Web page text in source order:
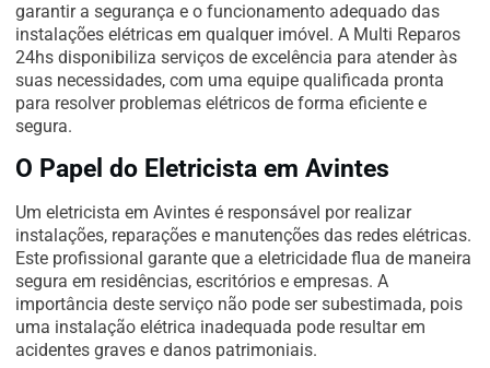
garantir a segurança e o funcionamento adequado das
instalações elétricas em qualquer imóvel. A Multi Reparos
24hs disponibiliza serviços de excelência para atender às
suas necessidades, com uma equipe qualificada pronta
para resolver problemas elétricos de forma eficiente e
segura.
O Papel do Eletricista em Avintes
Um eletricista em Avintes é responsável por realizar
instalações, reparações e manutenções das redes elétricas.
Este profissional garante que a eletricidade flua de maneira
segura em residências, escritórios e empresas. A
importância deste serviço não pode ser subestimada, pois
uma instalação elétrica inadequada pode resultar em
acidentes graves e danos patrimoniais.